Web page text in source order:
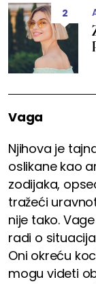
2
Vaga
Njihova je
oslikane kao
zodijaka,
tražeći
nije tako.
radi o
Oni okreću
mogu videti